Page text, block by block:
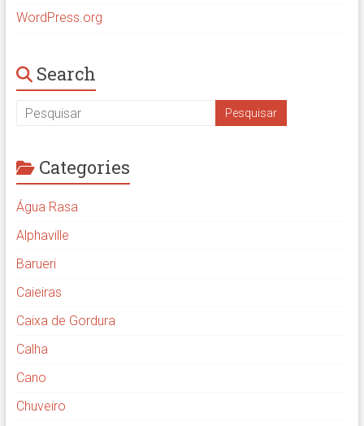
WordPress.org
Search
Categories
Água Rasa
Alphaville
Barueri
Caieiras
Caixa de Gordura
Calha
Cano
Chuveiro